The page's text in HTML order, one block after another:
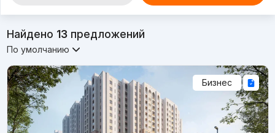
Найдено 13предложений
По умолчанию
Бизнес